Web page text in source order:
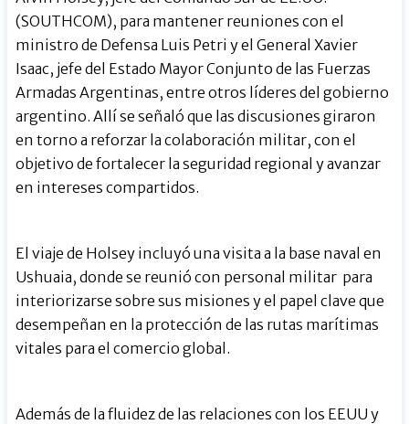
(SOUTHCOM), para mantener reuniones con el
ministro de Defensa Luis Petri y el General Xavier
Isaac, jefe del Estado Mayor Conjunto de las Fuerzas
Armadas Argentinas, entre otros líderes del gobierno
argentino. Allí se señaló que las discusiones giraron
en torno a reforzar la colaboración militar, con el
objetivo de fortalecer la seguridad regional y avanzar
en intereses compartidos.
El viaje de Holsey incluyó una visita a la base naval en
Ushuaia, donde se reunió con personal militar para
interiorizarse sobre sus misiones y el papel clave que
desempeñan en la protección de las rutas marítimas
vitales para el comercio global.
Además de la fluidez de las relaciones con los EEUU y